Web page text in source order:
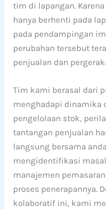
tim di lapangan.
hanya berhenti pada
pada pendampingan
perubahan tersebut
penjualan dan
Tim kami berasal dari
menghadapi dinamika
pengelolaan stok,
tantangan penjualan
langsung bersama
mengidentifikasi
manajemen
proses penerapannya.
kolaboratif ini, kami